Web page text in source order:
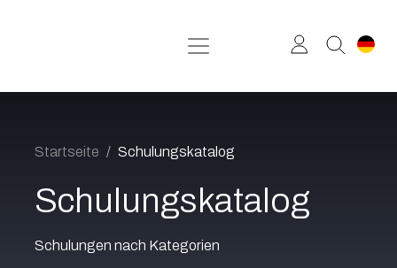
Startseite Schulungskatalog
Schulungskatalog
Schulungen nach Kategorien